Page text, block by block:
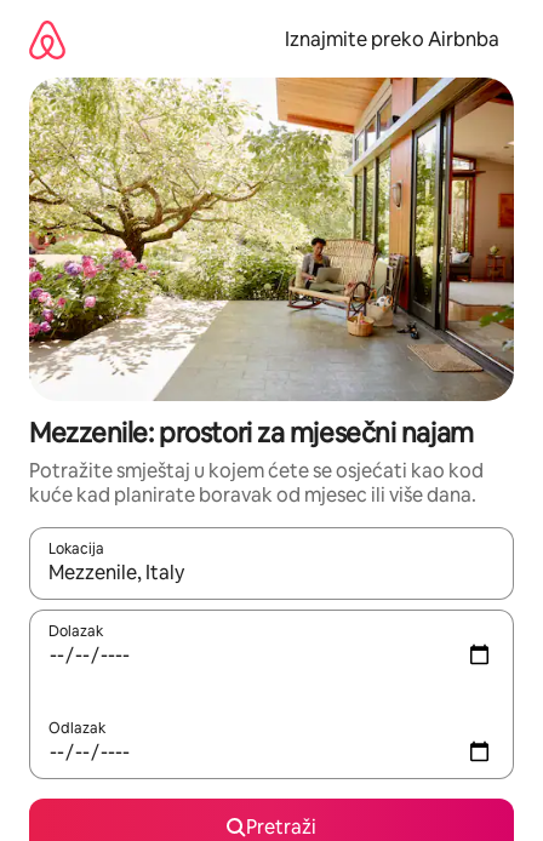
sadržaj
Iznajmite preko Airbnba
Mezzenile: prostori za mjesečni najam
Potražite smještaj u kojem ćete se osjećati kao kod
kuće kad planirate boravak od mjesec ili više dana.
Lokacija
Kada budu dostupni rezultati, moći ćete ih pregledati
Dolazak
Odlazak
Pretraži